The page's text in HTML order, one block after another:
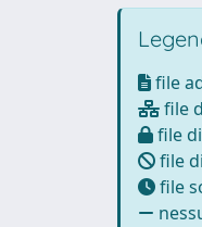
file
file
file
file
file